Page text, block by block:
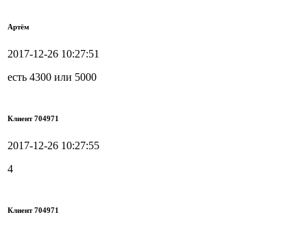
Артём
2017-12-26 10:27:51
есть 4300 или 5000
Клиент 704971
2017-12-26 10:27:55
4
Клиент 704971